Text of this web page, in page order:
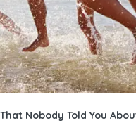
Nobody Told You